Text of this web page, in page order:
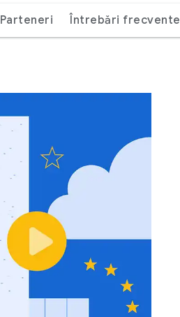
Parteneri Întrebări frecvente